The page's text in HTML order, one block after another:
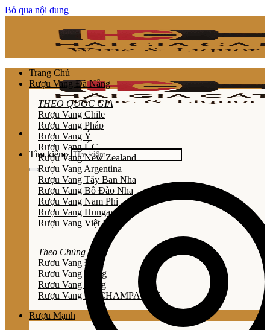
Bỏ qua nội dung
Tìm kiếm:
Trang Chủ
Rượu Vang Đà Nẵng
THEO QUỐC GIA
Rượu Vang Chile
Rượu Vang Pháp
Rượu Vang Ý
Rượu Vang ÚC
Rượu Vang New Zealand
Rượu Vang Argentina
Rượu Vang Tây Ban Nha
Rượu Vang Bồ Đào Nha
Rượu Vang Nam Phi
Rượu Vang Hungary
Rượu Vang Việt Nam
Theo Chủng Loại
Rươu Vang Đỏ
Rươu Vang Trắng
Rươu Vang Hồng
Rượu Vang Nổ/CHAMPAGNE
Rượu Mạnh